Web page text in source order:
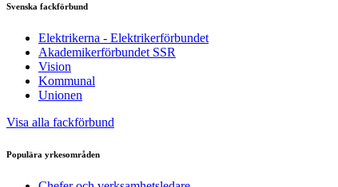
Svenska fackförbund
Elektrikerna - Elektrikerförbundet
Akademikerförbundet SSR
Vision
Kommunal
Unionen
Visa alla fackförbund
Populära yrkesområden